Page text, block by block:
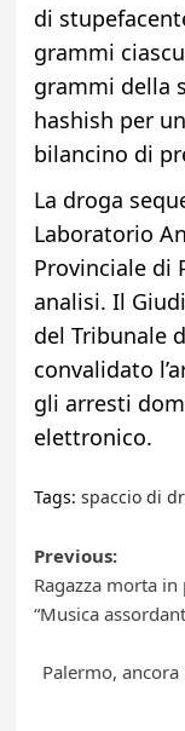
di
grammi
grammi della
hashish per
bilancino di
La droga
Laboratorio
Provinciale di
analisi. Il
del Tribunale
convalidato
gli arresti
elettronico.
Tags: spaccio di
Post
Previous:
Ragazza morta
“Musica
Palermo,